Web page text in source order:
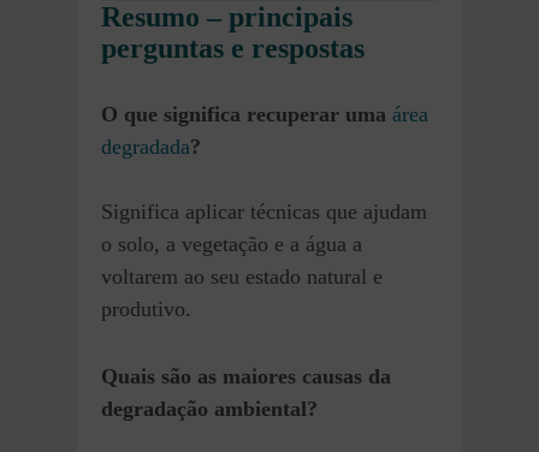
Resumo – principais
perguntas e respostas
O que significa recuperar uma área
degradada?
Significa aplicar técnicas que ajudam
o solo, a vegetação e a água a
voltarem ao seu estado natural e
produtivo.
Quais são as maiores causas da
degradação ambiental?